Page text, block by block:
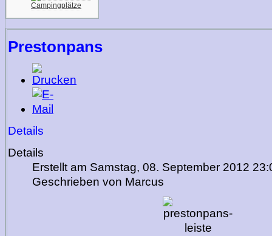
Campingplätze
Prestonpans
Details
Details
Erstellt am Samstag, 08. September 2012
Geschrieben von Marcus